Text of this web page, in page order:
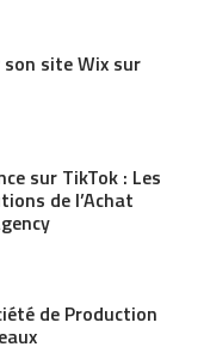
site Wix sur
sur TikTok : Les
de l’Achat
de Production